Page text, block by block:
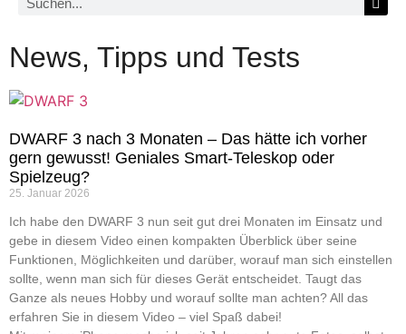
News, Tipps und Tests
DWARF 3 nach 3 Monaten – Das hätte ich vorher
gern gewusst! Geniales Smart-Teleskop oder
Spielzeug?
25. Januar 2026
Ich habe den DWARF 3 nun seit gut drei Monaten im Einsatz und
gebe in diesem Video einen kompakten Überblick über seine
Funktionen, Möglichkeiten und darüber, worauf man sich einstellen
sollte, wenn man sich für dieses Gerät entscheidet. Taugt das
Ganze als neues Hobby und worauf sollte man achten? All das
erfahren Sie in diesem Video – viel Spaß dabei!